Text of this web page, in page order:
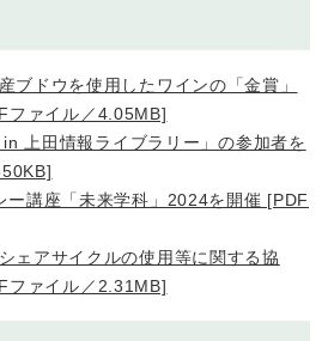
ブドウを使用したワインの「金賞」
ファイル／4.05MB]
in 上田情報ライブラリー」の参加者を
ー講座「未来学科」2024を開催 [PDF
ェアサイクルの使用等に関する協
ファイル／2.31MB]